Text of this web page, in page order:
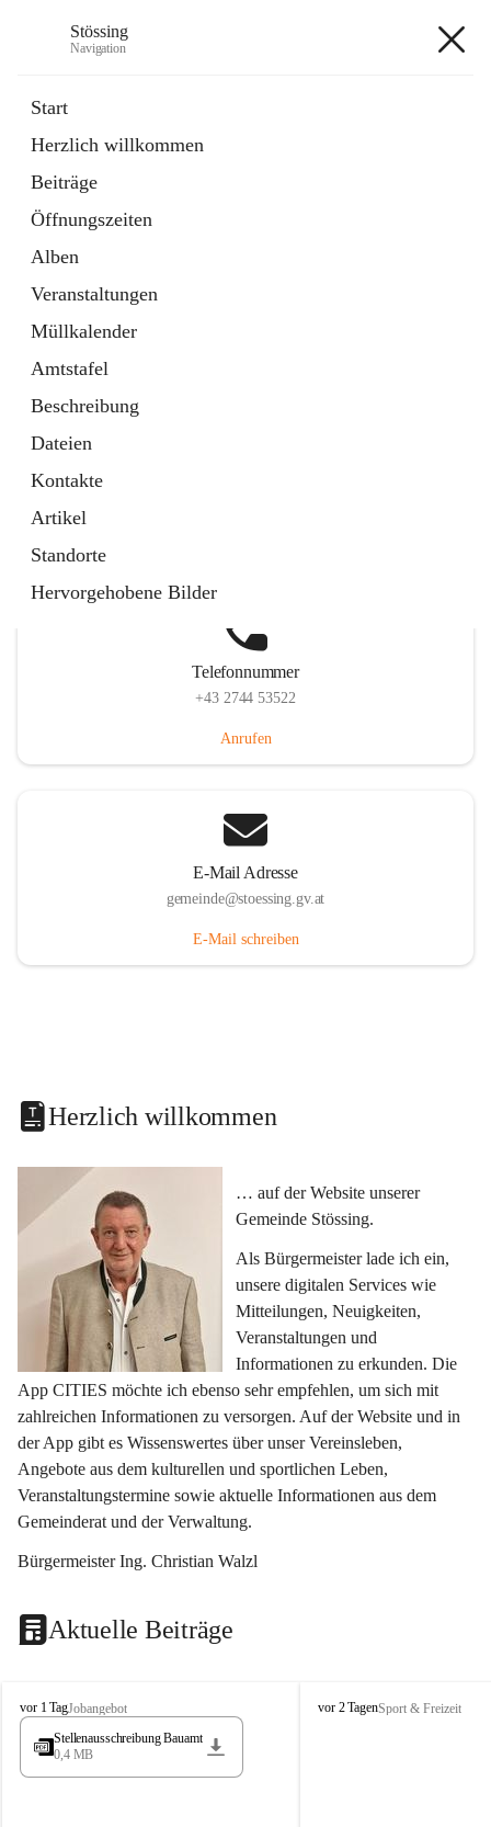
Stössing
Navigation
Start
Herzlich willkommen
Beiträge
Öffnungszeiten
Alben
Veranstaltungen
Müllkalender
Amtstafel
Beschreibung
Dateien
Kontakte
Artikel
Standorte
Hervorgehobene Bilder
Datei
in
Tab
Kindergarten
öffnet
in
neuem
Tab
Telefonnummer
+43 2744 53522
Anrufen
E-Mail Adresse
gemeinde@stoessing.gv.at
E-Mail schreiben
Herzlich willkommen
… auf der Website unserer
Gemeinde Stössing.
Als Bürgermeister lade ich ein,
unsere digitalen Services wie
Mitteilungen, Neuigkeiten,
Veranstaltungen und
Informationen zu erkunden. Die
App CITIES möchte ich ebenso sehr empfehlen, um sich mit
zahlreichen Informationen zu versorgen. Auf der Website und in
der App gibt es Wissenswertes über unser Vereinsleben,
Angebote aus dem kulturellen und sportlichen Leben,
Veranstaltungstermine sowie aktuelle Informationen aus dem
Gemeinderat und der Verwaltung.
Bürgermeister Ing. Christian Walzl
Aktuelle Beiträge
S
t
s
vor 1 TagJobangebot
Stellenausschreibung Bauamt
0,4 MB
S
vor 2 TagenSport & Freizeit